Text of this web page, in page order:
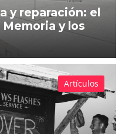
y reparación: el
y los
Artículos